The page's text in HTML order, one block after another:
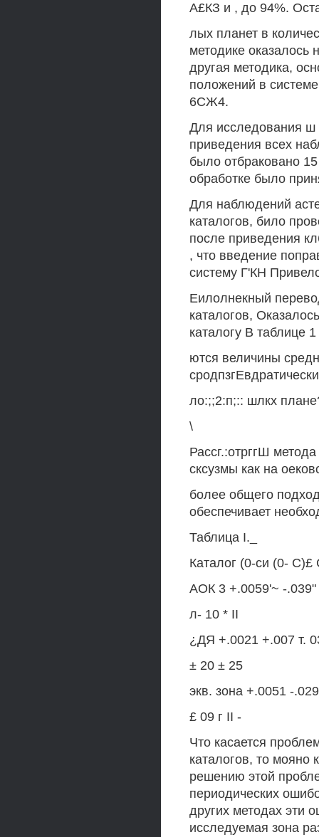
А£КЗ и , до 94%.
лых планет в
методике
другая методика,
положений в
6СЖ4.
Для исследования
приведения всех
было отбраковано
обработке было
Для наблюдений
каталогов, било
после приведения
, что введение
систему Г'КН
Еилолнекный
каталогов,
каталогу В таблице
ются величины
ло:;;2:п;:: шлкх
\
Рассг.:отрггШ
сксузмы как на
более общего
обеспечивает
Таблица I._
Каталог (0-си (0-
АОК 3 +.0059'~ -
л- 10 * II
¿ДЯ +.0021 +.007 т.
± 20 ± 25
экв. зона +.0051 -
£ 09 г II -
Что касается
каталогов, то мояно
решению этой
периодических
других методах эти
исследуемая зона